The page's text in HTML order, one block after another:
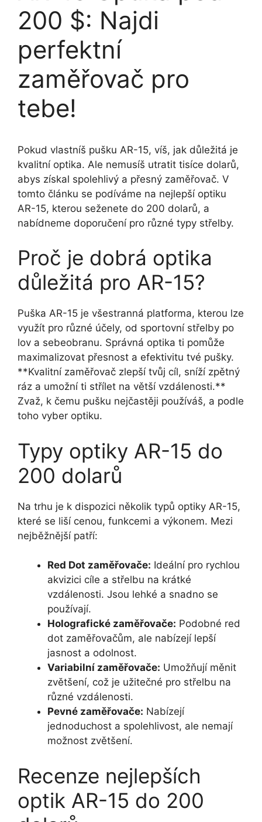
200 $: Najdi
perfektní
zaměřovač pro
tebe!
Pokud vlastníš pušku AR-15, víš, jak důležitá je
kvalitní optika. Ale nemusíš utratit tisíce dolarů,
abys získal spolehlivý a přesný zaměřovač. V
tomto článku se podíváme na nejlepší optiku
AR-15, kterou seženete do 200 dolarů, a
nabídneme doporučení pro různé typy střelby.
Proč je dobrá optika
důležitá pro AR-15?
Puška AR-15 je všestranná platforma, kterou lze
využít pro různé účely, od sportovní střelby po
lov a sebeobranu. Správná optika ti pomůže
maximalizovat přesnost a efektivitu tvé pušky.
**Kvalitní zaměřovač zlepší tvůj cíl, sníží zpětný
ráz a umožní ti střílet na větší vzdálenosti.**
Zvaž, k čemu pušku nejčastěji používáš, a podle
toho vyber optiku.
Typy optiky AR-15 do
200 dolarů
Na trhu je k dispozici několik typů optiky AR-15,
které se liší cenou, funkcemi a výkonem. Mezi
nejběžnější patří:
Red Dot zaměřovače: Ideální pro rychlou
akvizici cíle a střelbu na krátké
vzdálenosti. Jsou lehké a snadno se
používají.
Holografické zaměřovače: Podobné red
dot zaměřovačům, ale nabízejí lepší
jasnost a odolnost.
Variabilní zaměřovače: Umožňují měnit
zvětšení, což je užitečné pro střelbu na
různé vzdálenosti.
Pevné zaměřovače: Nabízejí
jednoduchost a spolehlivost, ale nemají
možnost zvětšení.
Recenze nejlepších
optik AR-15 do 200